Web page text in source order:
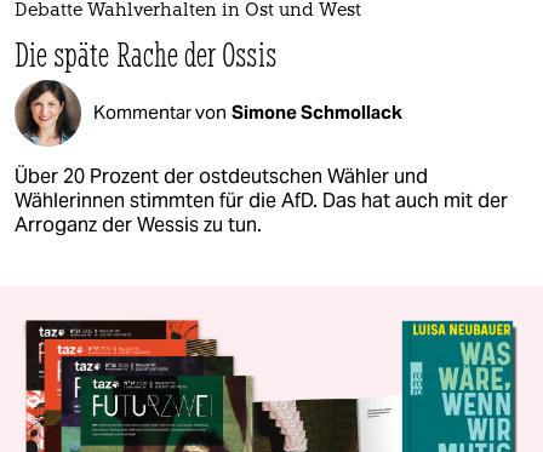
Debatte Wahlverhalten in Ost und West
Die späte Rache der Ossis
Kommentar von Simone Schmollack
Über 20 Prozent der ostdeutschen Wähler und
Wählerinnen stimmten für die AfD. Das hat auch mit der
Arroganz der Wessis zu tun.